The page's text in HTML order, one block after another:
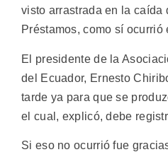
visto arrastrada en la caída
Préstamos, como sí ocurrió
El presidente de la
del Ecuador, Ernesto
tarde ya para que se
el cual, explicó, debe
Si eso no ocurrió fue